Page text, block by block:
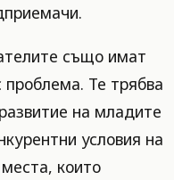
също имат
проблема. Те трябва
на младите
условия на
които